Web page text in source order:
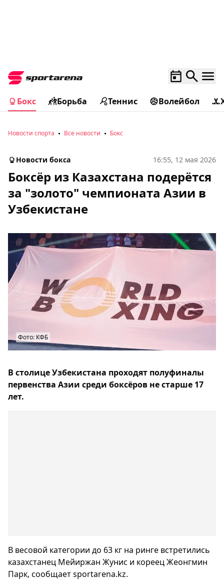
Бокс Борьба Теннис Волейбол
Новости спорта Все новости Бокс
Новости бокса 16:55, 12 мая 2026
Боксёр из Казахстана подерётся
за "золото" чемпионата Азии в
Узбекистане
Фото: КФБ
В столице Узбекистана проходят полуфиналы
первенства Азии среди боксёров не старше 17
лет.
В весовой категории до 63 кг на ринге встретились
казахстанец Мейиржан Жунис и кореец Жеонгмин
Парк, сообщает sportarena.kz.